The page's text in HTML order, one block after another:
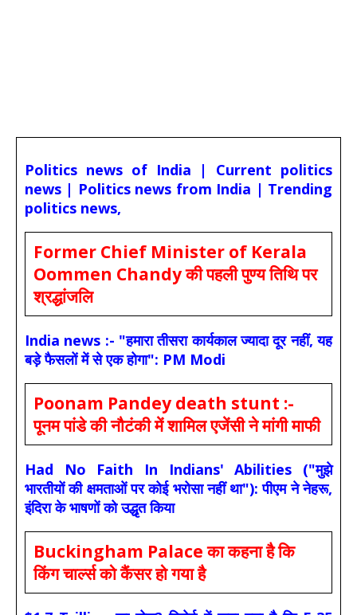
Politics news of India | Current politics
news | Politics news from India | Trending
politics news,
Former Chief Minister of Kerala
Oommen Chandy की पहली पुण्य तिथि पर
श्रद्धांजलि
India news :- "हमारा तीसरा कार्यकाल ज्यादा दूर नहीं, यह
बड़े फैसलों में से एक होगा": PM Modi
Poonam Pandey death stunt :-
पूनम पांडे की नौटंकी में शामिल एजेंसी ने मांगी माफी
Had No Faith In Indians' Abilities ("मुझे
भारतीयों की क्षमताओं पर कोई भरोसा नहीं था"): पीएम ने नेहरू,
इंदिरा के भाषणों को उद्धृत किया
Buckingham Palace का कहना है कि
किंग चार्ल्स को कैंसर हो गया है